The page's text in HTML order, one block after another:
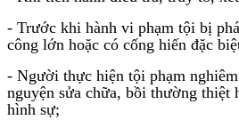
- Trước khi hành vi phạm tội bị
công lớn hoặc có cống hiến đặc
- Người thực hiện tội phạm
nguyện sửa chữa, bồi thường thiệt
hình sự;